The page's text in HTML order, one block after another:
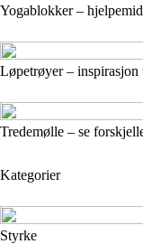
Yogablokker –
Løpetrøyer –
Tredemølle – se
Kategorier
Styrke